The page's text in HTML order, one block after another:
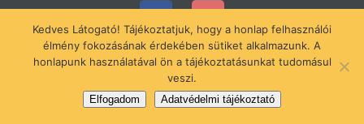
© Minden jog fenntartva 2016-2023.
Gézengúz Alapítvány
Kedves Látogató! Tájékoztatjuk, hogy a honlap felhasználói
élmény fokozásának érdekében sütiket alkalmazunk. A
honlapunk használatával ön a tájékoztatásunkat tudomásul
veszi.
Elfogadom Adatvédelmi tájékoztató